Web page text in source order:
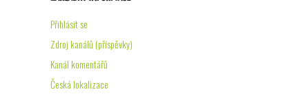
Přihlásit se
Zdroj kanálů (příspěvky)
Kanál komentářů
Česká lokalizace